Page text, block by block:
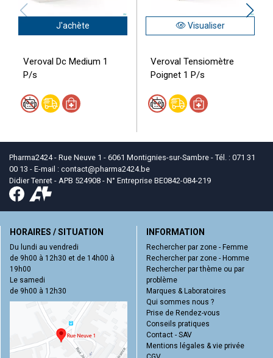
J'achète
Veroval Dc Medium 1
P/s
Visualiser
Veroval Tensiomètre
Poignet 1 P/s
Pharma2424 - Rue Neuve 1 - 6061 Montignies-sur-Sambre - Tél. : 071 31
00 13 - E-mail : contact@pharma2424.be
Didier Tenret - APB 524908 - N° Entreprise BE0842-084-219
HORAIRES / SITUATION
Du lundi au vendredi
de 9h00 à 12h30 et de 14h00 à
19h00
Le samedi
de 9h00 à 12h30
INFORMATION
Rechercher par zone - Femme
Rechercher par zone - Homme
Rechercher par thème ou par
problème
Marques & Laboratoires
Qui sommes nous ?
Prise de Rendez-vous
Conseils pratiques
Contact - SAV
Mentions légales & vie privée